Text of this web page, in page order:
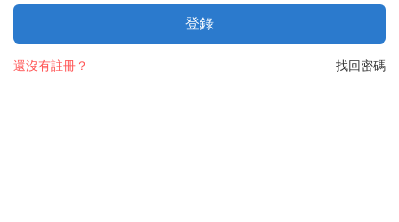
登錄
找回密碼
還沒有註冊？